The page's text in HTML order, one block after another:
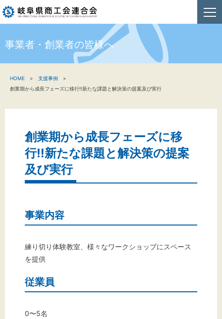
商工会連合会について
文字サイズ
標準 拡大
事業者・創業者の皆様へ
HOME
支援事例
創業期から成長フェーズに移行‼新たな課題と解決策の提案及び実行
創業期から成長フェーズに移
行‼新たな課題と解決策の提案
及び実行
事業内容
練り切り体験教室、様々なワークショップにスペース
を提供
従業員
0〜5名